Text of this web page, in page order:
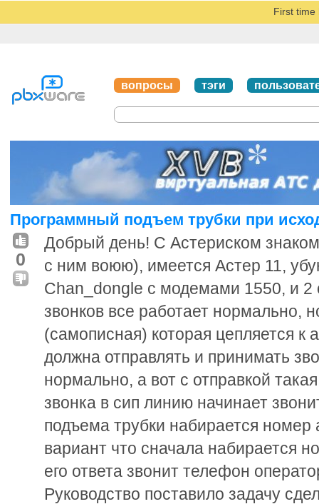
First time
вопросы тэги
Программный подъем трубки при
0
Добрый день! С Астериском
с ним воюю), имеется Астер 11,
Chan_dongle с модемами 1550, и
звонков все работает нормально,
(самописная) которая цепляется к
должна отправлять и принимать
нормально, а вот с отправкой
звонка в сип линию начинает
подъема трубки набирается номер
вариант что сначала набирается
его ответа звонит телефон
Руководство поставило задачу